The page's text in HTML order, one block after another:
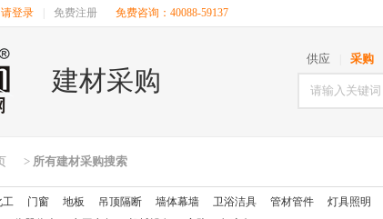
请登录 免费注册 免费咨询：40088-59137
建材采购
供应 采购
> 所有建材采购搜索
工 门窗 地板 吊顶隔断 墙体幕墙 卫浴洁具 管材管件 灯具照明